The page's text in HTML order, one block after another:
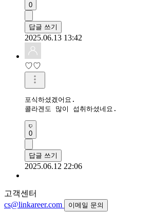
0
답글 쓰기
2025.06.13 13:42
♡♡
포식하셨겠어요.
콜라겐도 많이 섭취하셨네요.
0
답글 쓰기
2025.06.12 22:06
고객센터
cs@linkareer.com
이메일 문의